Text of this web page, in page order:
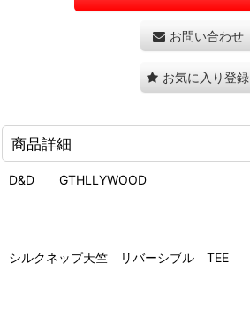
お問い合わせ
お気に入り登録
商品詳細
D&D GTHLLYWOOD
シルクネップ天竺 リバーシブル TEE